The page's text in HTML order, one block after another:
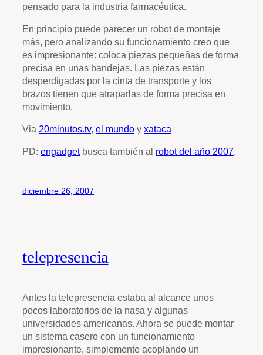
pensado para la industria farmacéutica.
En principio puede parecer un robot de montaje
más, pero analizando su funcionamiento creo que
es impresionante: coloca piezas pequeñas de forma
precisa en unas bandejas. Las piezas están
desperdigadas por la cinta de transporte y los
brazos tienen que atraparlas de forma precisa en
movimiento.
Via 20minutos.tv, el mundo y xataca
PD: engadgetbusca también al robot del año 2007.
diciembre 26, 2007
telepresencia
Antes la telepresencia estaba al alcance unos
pocos laboratorios de la nasa y algunas
universidades americanas. Ahora se puede montar
un sistema casero con un funcionamiento
impresionante, simplemente acoplando un